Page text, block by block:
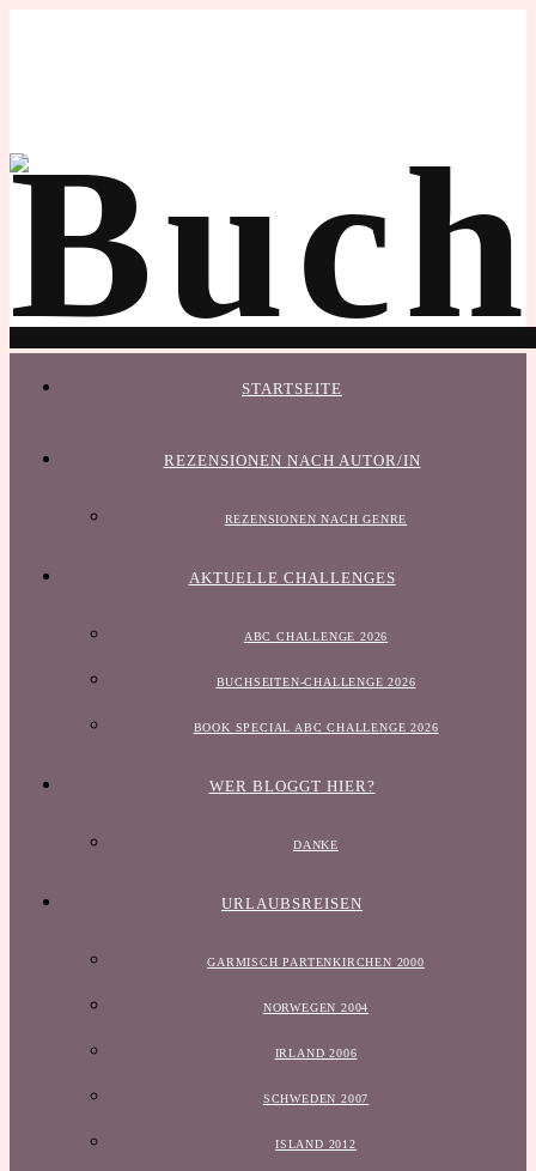
STARTSEITE
REZENSIONEN NACH AUTOR/IN
REZENSIONEN NACH GENRE
AKTUELLE CHALLENGES
ABC CHALLENGE 2026
BUCHSEITEN-CHALLENGE 2026
BOOK SPECIAL ABC CHALLENGE 2026
WER BLOGGT HIER?
DANKE
URLAUBSREISEN
GARMISCH PARTENKIRCHEN 2000
NORWEGEN 2004
IRLAND 2006
SCHWEDEN 2007
ISLAND 2012